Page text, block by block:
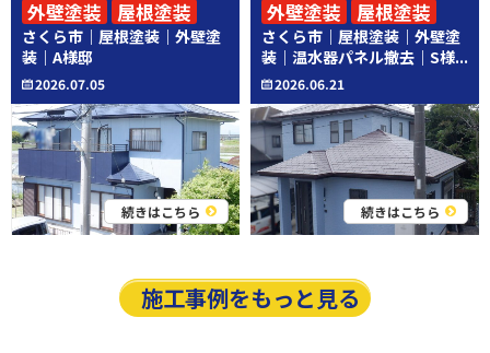
さくら市｜屋根塗装｜外壁塗
装｜A様邸
2026.07.05
続きはこちら
外壁塗装 屋根塗装
さくら市｜屋根塗装｜外壁塗
装｜温水器パネル撤去｜S様...
2026.06.21
続きはこちら
外壁塗装
屋根塗装
その他工事
施工事例をもっと見る